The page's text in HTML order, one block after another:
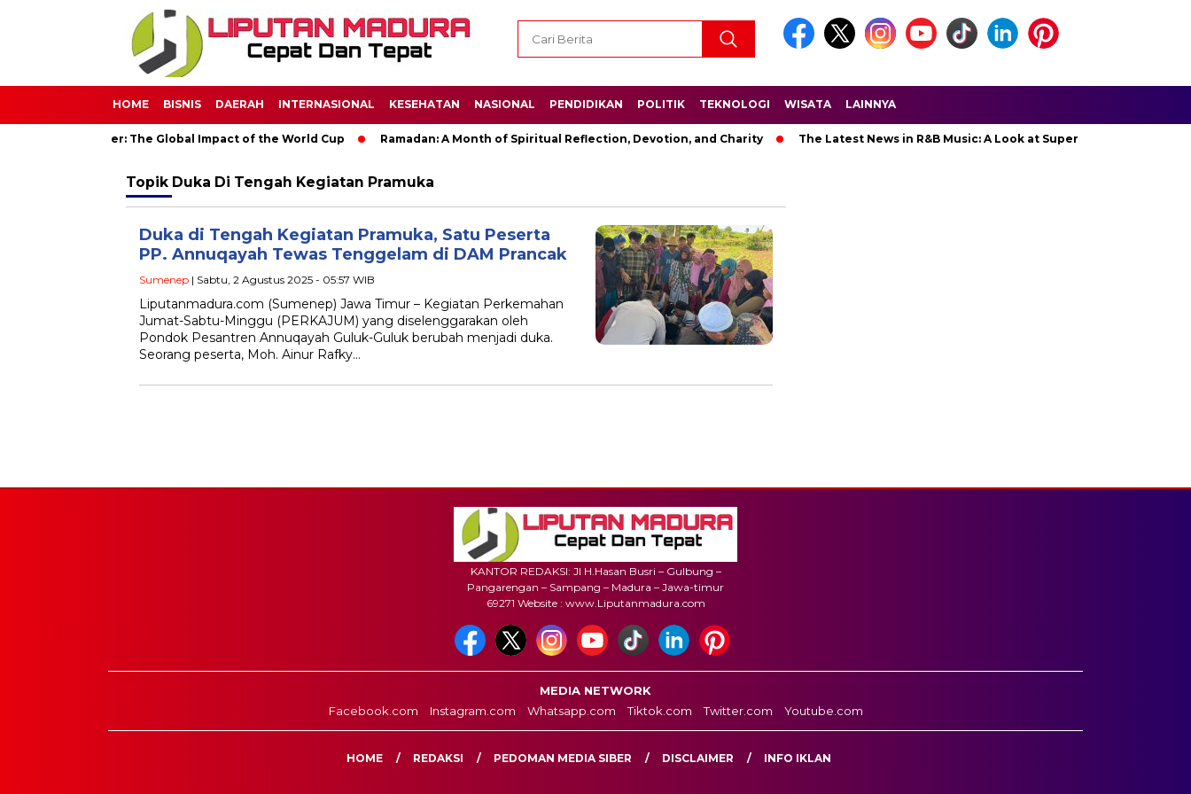
HOME BISNIS DAERAH INTERNASIONAL KESEHATAN NASIONAL PENDIDIKAN POLITIK TEKNOLOGI WISATA LAINNYA
Through Soccer: The Global Impact of the World Cup Ramadan: A Month of Spiritual Reflection, Devotion, and Charity The Latest News in R&B Music: A Look at Super Bowl
Topik Duka Di Tengah Kegiatan Pramuka
Duka di Tengah Kegiatan Pramuka, Satu Peserta
PP. Annuqayah Tewas Tenggelam di DAM Prancak
Sumenep | Sabtu, 2 Agustus 2025 - 05:57 WIB
Liputanmadura.com (Sumenep) Jawa Timur – Kegiatan Perkemahan
Jumat-Sabtu-Minggu (PERKAJUM) yang diselenggarakan oleh
Pondok Pesantren Annuqayah Guluk-Guluk berubah menjadi duka.
Seorang peserta, Moh. Ainur Rafky…
KANTOR REDAKSI: Jl H.Hasan Busri – Gulbung –
Pangarengan – Sampang – Madura – Jawa-timur
69271 Website : www.Liputanmadura.com
MEDIA NETWORK
Facebook.com
Instagram.com Whatsapp.com Tiktok.com Twitter.com Youtube.com
HOME REDAKSI PEDOMAN MEDIA SIBER DISCLAIMER INFO IKLAN